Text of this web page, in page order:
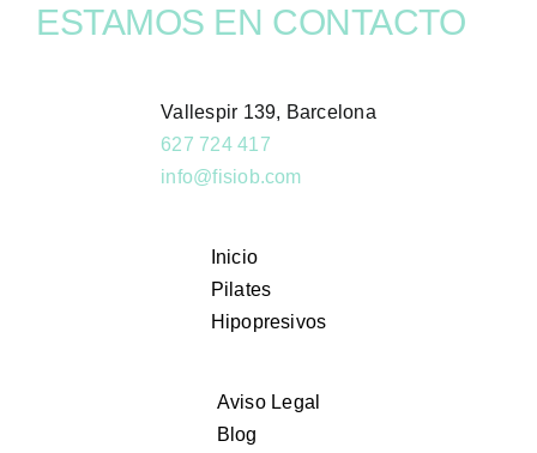
ESTAMOS EN CONTACTO
Vallespir 139, Barcelona
627 724 417
info@fisiob.com
Inicio
Pilates
Hipopresivos
Aviso Legal
Blog